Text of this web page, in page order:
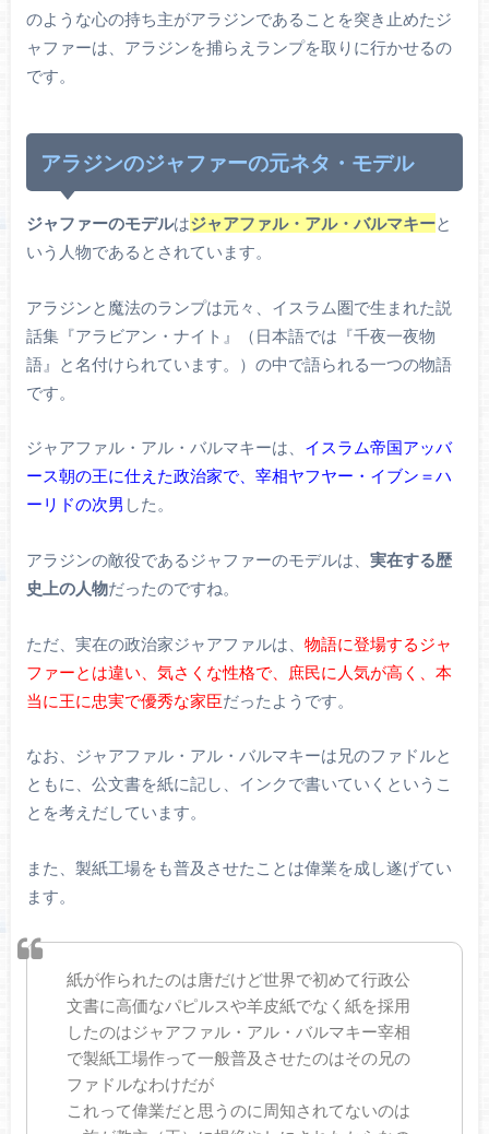
のような心の持ち主がアラジンであることを突き止めたジ
ャファーは、アラジンを捕らえランプを取りに行かせるの
です。
アラジンのジャファーの元ネタ・モデル
ジャファーのモデルはジャアファル・アル・バルマキーと
いう人物であるとされています。
アラジンと魔法のランプは元々、イスラム圏で生まれた説
話集『アラビアン・ナイト』（日本語では『千夜一夜物
語』と名付けられています。）の中で語られる一つの物語
です。
ジャアファル・アル・バルマキーは、 イスラム帝国アッバ
ース朝の王に仕えた政治家で、宰相ヤフヤー・イブン＝ハ
ーリドの次男 した。
アラジンの敵役であるジャファーのモデルは、 実在する歴
史上の人物だったのですね。
ただ、実在の政治家ジャアファルは、 物語に登場するジャ
ファーとは違い、気さくな性格で、庶民に人気が高く、本
当に王に忠実で優秀な家臣だったようです。
なお、ジャアファル・アル・バルマキーは兄のファドルと
ともに、公文書を紙に記し、インクで書いていくというこ
とを考えだしています。
また、製紙工場をも普及させたことは偉業を成し遂げてい
ます。
紙が作られたのは唐だけど世界で初めて行政公
文書に高価なパピルスや羊皮紙でなく紙を採用
したのはジャアファル・アル・バルマキー宰相
で製紙工場作って一般普及させたのはその兄の
ファドルなわけだが
これって偉業だと思うのに周知されてないのは